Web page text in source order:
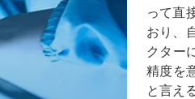
って直
おり、
クター
精度を
と言え